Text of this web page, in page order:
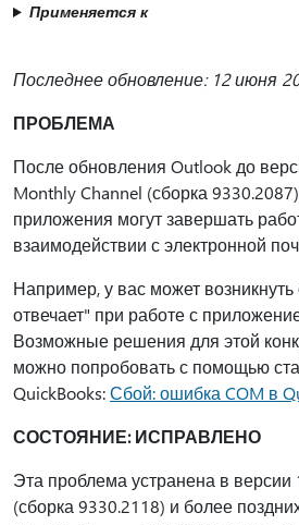
Применяется к
Последнее обновление: 12 июня
ПРОБЛЕМА
После обновления Outlook до
Monthly Channel (сборка
приложения могут завершать
взаимодействии с электронной
Например, у вас может
отвечает" при работе с
Возможные решения для этой
можно попробовать с помощью
QuickBooks:Сбой: ошибка COM в
СОСТОЯНИЕ: ИСПРАВЛЕНО
Эта проблема устранена в версии
(сборка 9330.2118) и более